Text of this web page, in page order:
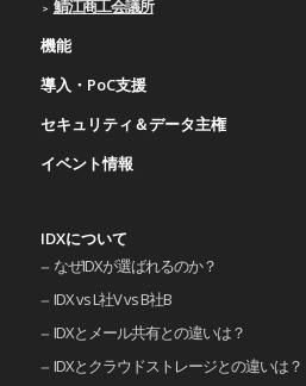
鯖江商工会議所
機能
導入・PoC支援
セキュリティ＆データ主権
イベント情報
IDXについて
なぜIDXが選ばれるのか？
IDX vs L社V vs B社B
IDXとメール共有との違いは？
IDXとクラウドストレージとの違いは？